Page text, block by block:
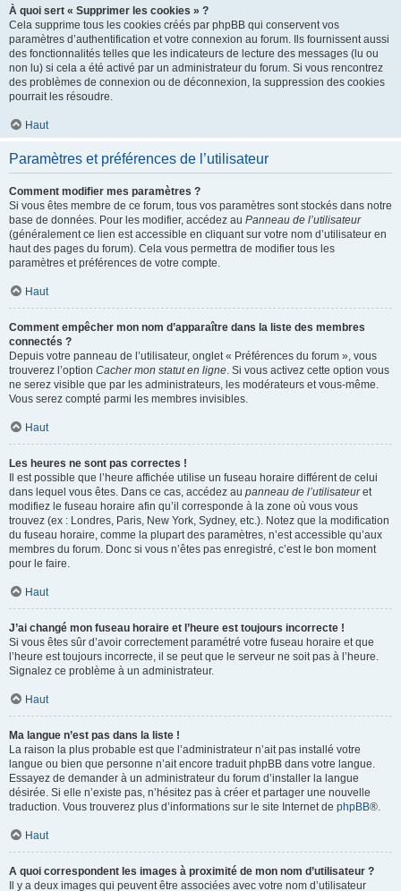
À quoi sert « Supprimer les cookies » ?
Cela supprime tous les cookies créés par phpBB qui conservent vos
paramètres d’authentification et votre connexion au forum. Ils fournissent aussi
des fonctionnalités telles que les indicateurs de lecture des messages (lu ou
non lu) si cela a été activé par un administrateur du forum. Si vous rencontrez
des problèmes de connexion ou de déconnexion, la suppression des cookies
pourrait les résoudre.
Haut
Paramètres et préférences de l’utilisateur
Comment modifier mes paramètres ?
Si vous êtes membre de ce forum, tous vos paramètres sont stockés dans notre
base de données. Pour les modifier, accédez au Panneau de l’utilisateur
(généralement ce lien est accessible en cliquant sur votre nom d’utilisateur en
haut des pages du forum). Cela vous permettra de modifier tous les
paramètres et préférences de votre compte.
Haut
Comment empêcher mon nom d’apparaître dans la liste des membres
connectés ?
Depuis votre panneau de l’utilisateur, onglet « Préférences du forum », vous
trouverez l’option Cacher mon statut en ligne. Si vous activez cette option vous
ne serez visible que par les administrateurs, les modérateurs et vous-même.
Vous serez compté parmi les membres invisibles.
Haut
Les heures ne sont pas correctes !
Il est possible que l’heure affichée utilise un fuseau horaire différent de celui
dans lequel vous êtes. Dans ce cas, accédez au panneau de l’utilisateuret
modifiez le fuseau horaire afin qu’il corresponde à la zone où vous vous
trouvez (ex : Londres, Paris, New York, Sydney, etc.). Notez que la modification
du fuseau horaire, comme la plupart des paramètres, n’est accessible qu’aux
membres du forum. Donc si vous n’êtes pas enregistré, c’est le bon moment
pour le faire.
Haut
J’ai changé mon fuseau horaire et l’heure est toujours incorrecte !
Si vous êtes sûr d’avoir correctement paramétré votre fuseau horaire et que
l’heure est toujours incorrecte, il se peut que le serveur ne soit pas à l’heure.
Signalez ce problème à un administrateur.
Haut
Ma langue n’est pas dans la liste !
La raison la plus probable est que l’administrateur n’ait pas installé votre
langue ou bien que personne n’ait encore traduit phpBB dans votre langue.
Essayez de demander à un administrateur du forum d’installer la langue
désirée. Si elle n’existe pas, n’hésitez pas à créer et partager une nouvelle
traduction. Vous trouverez plus d’informations sur le site Internet de phpBB®.
Haut
A quoi correspondent les images à proximité de mon nom d’utilisateur ?
Il y a deux images qui peuvent être associées avec votre nom d’utilisateur